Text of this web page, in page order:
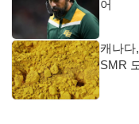
어
캐나다
SMR